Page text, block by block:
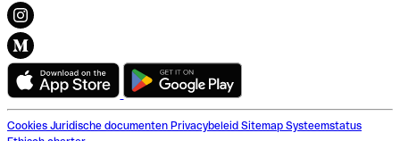
Cookies Juridische documenten Privacybeleid Sitemap Systeemstatus